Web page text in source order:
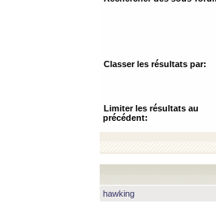
Classer les résultats par:
Limiter les résultats au
précédent:
hawking